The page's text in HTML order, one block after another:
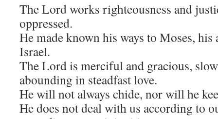
The Lord works righteousness and
oppressed.
He made known his ways to Moses, his
Israel.
The Lord is merciful and gracious,
abounding in steadfast love.
He will not always chide, nor will he
He does not deal with us according to